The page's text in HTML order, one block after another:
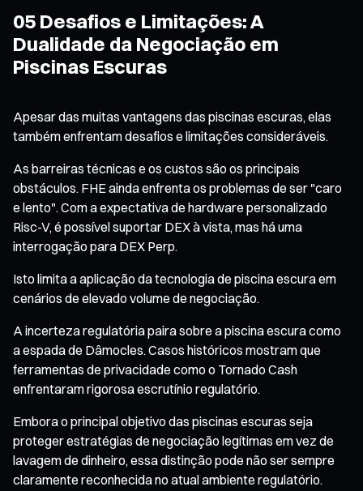
05 Desafios e Limitações: A
Dualidade da Negociação em
Piscinas Escuras
Apesar das muitas vantagens das piscinas escuras, elas
também enfrentam desafios e limitações consideráveis.
As barreiras técnicas e os custos são os principais
obstáculos. FHE ainda enfrenta os problemas de ser "caro
e lento". Com a expectativa de hardware personalizado
Risc-V, é possível suportar DEX à vista, mas há uma
interrogação para DEX Perp.
Isto limita a aplicação da tecnologia de piscina escura em
cenários de elevado volume de negociação.
A incerteza regulatória paira sobre a piscina escura como
a espada de Dâmocles. Casos históricos mostram que
ferramentas de privacidade como o Tornado Cash
enfrentaram rigorosa escrutínio regulatório.
Embora o principal objetivo das piscinas escuras seja
proteger estratégias de negociação legítimas em vez de
lavagem de dinheiro, essa distinção pode não ser sempre
claramente reconhecida no atual ambiente regulatório.